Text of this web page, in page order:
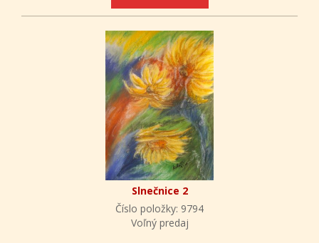
Slnečnice 2
Číslo položky: 9794
Voľný predaj